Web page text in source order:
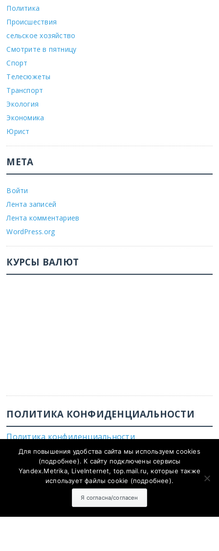
Политика
Происшествия
сельское хозяйство
Смотрите в пятницу
Спорт
Телесюжеты
Транспорт
Экология
Экономика
Юрист
МЕТА
Войти
Лента записей
Лента комментариев
WordPress.org
КУРСЫ ВАЛЮТ
ПОЛИТИКА КОНФИДЕНЦИАЛЬНОСТИ
Политика конфиденциальности
Согласие на обработку персональных данных с помощью
сервисов Yandex.Metrika, LiveInternet, top.mail.ru
Политика конфиденциальности и защиты информации
Для повышения удобства сайта мы используем cookies
(подробнее). К сайту подключены сервисы
Yandex.Metrika, LiveInternet, top.mail.ru, которые также
использует файлы cookie (подробнее).
Я согласна/согласен